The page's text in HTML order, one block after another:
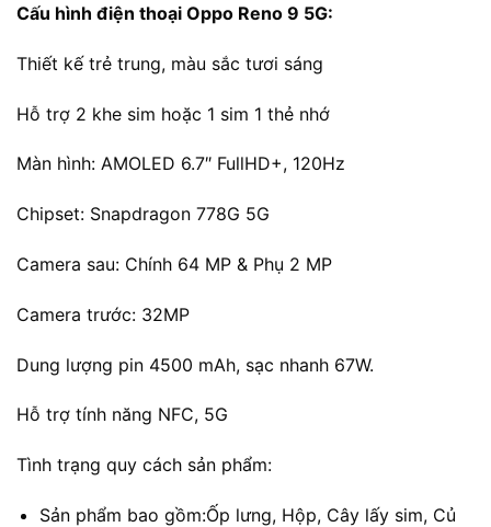
Cấu hình điện thoại Oppo Reno 9 5G:
Thiết kế trẻ trung, màu sắc tươi sáng
Hỗ trợ 2 khe sim hoặc 1 sim 1 thẻ nhớ
Màn hình: AMOLED 6.7″ FullHD+, 120Hz
Chipset: Snapdragon 778G 5G
Camera sau: Chính 64 MP & Phụ 2 MP
Camera trước: 32MP
Dung lượng pin 4500 mAh, sạc nhanh 67W.
Hỗ trợ tính năng NFC, 5G
Tình trạng quy cách sản phẩm:
Sản phẩm bao gồm:Ốp lưng, Hộp, Cây lấy sim, Củ